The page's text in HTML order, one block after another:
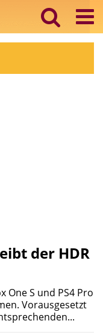
der HDR
One S und PS4 Pro
Vorausgesetzt